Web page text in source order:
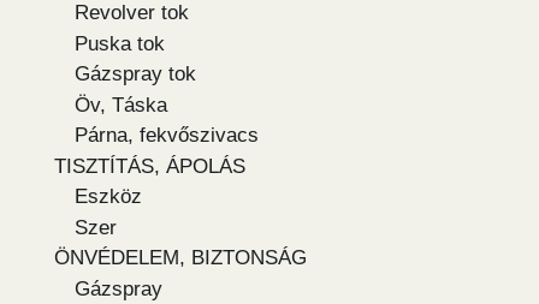
Revolver tok
Puska tok
Gázspray tok
Öv, Táska
Párna, fekvőszivacs
TISZTÍTÁS, ÁPOLÁS
Eszköz
Szer
ÖNVÉDELEM, BIZTONSÁG
Gázspray